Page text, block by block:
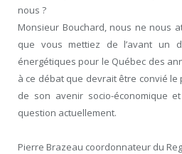
nous ?
Monsieur Bouchard, nous ne nous
que vous mettiez de l’avant un
énergétiques pour le Québec des
à ce débat que devrait être convié le
de son avenir socio-économique
question actuellement.
Pierre Brazeau coordonnateur du